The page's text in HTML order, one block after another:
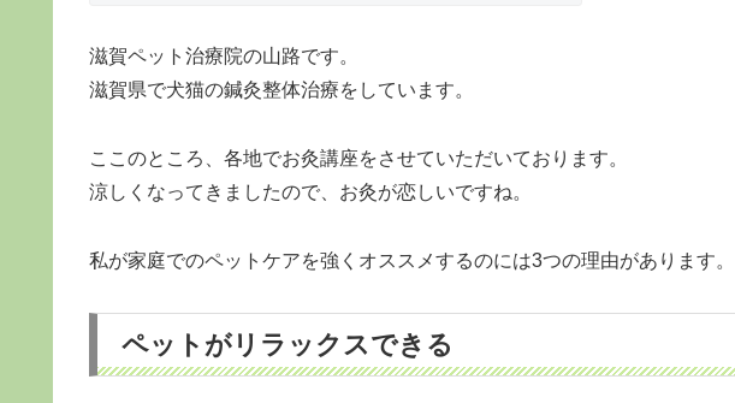
滋賀ペット治療院の山路です。
滋賀県で犬猫の鍼灸整体治療をしています。
ここのところ、各地でお灸講座をさせていただいております。
涼しくなってきましたので、お灸が恋しいですね。
私が家庭でのペットケアを強くオススメするのには3つの理由があります。
ペットがリラックスできる